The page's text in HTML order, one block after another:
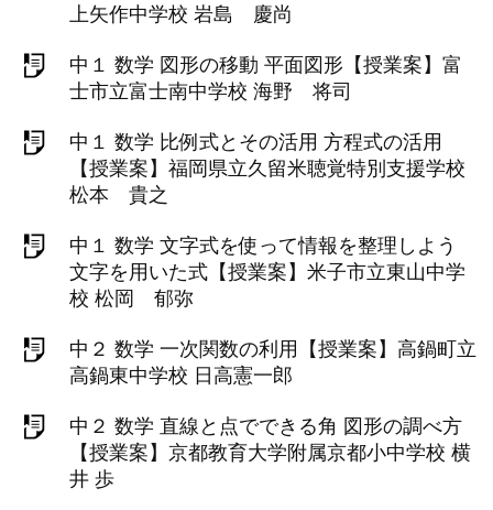
上矢作中学校 岩島 慶尚
中１ 数学 図形の移動 平面図形【授業案】富
士市立富士南中学校 海野 将司
中１ 数学 比例式とその活用 方程式の活用
【授業案】福岡県立久留米聴覚特別支援学校
松本 貴之
中１ 数学 文字式を使って情報を整理しよう
文字を用いた式【授業案】米子市立東山中学
校 松岡 郁弥
中２ 数学 一次関数の利用【授業案】高鍋町立
高鍋東中学校 日高憲一郎
中２ 数学 直線と点でできる角 図形の調べ方
【授業案】京都教育大学附属京都小中学校 横
井 歩